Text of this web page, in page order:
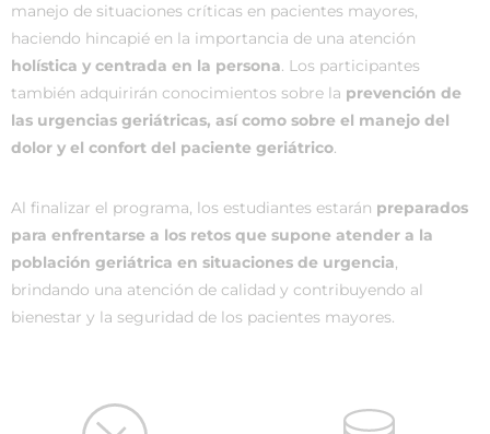
manejo de situaciones críticas en pacientes mayores,
haciendo hincapié en la importancia de una atención
holística y centrada en la persona. Los participantes
también adquirirán conocimientos sobre la prevención de
las urgencias geriátricas, así como sobre el manejo del
dolor y el confort del paciente geriátrico.
Al finalizar el programa, los estudiantes estarán preparados
para enfrentarse a los retos que supone atender a la
población geriátrica en situaciones de urgencia,
brindando una atención de calidad y contribuyendo al
bienestar y la seguridad de los pacientes mayores.